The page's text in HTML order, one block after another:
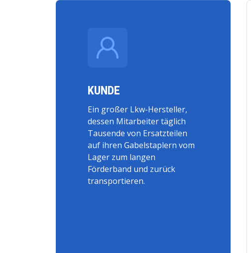
KUNDE
Ein großer Lkw-Hersteller,
dessen Mitarbeiter täglich
Tausende von Ersatzteilen
auf ihren Gabelstaplern vom
Lager zum langen
Förderband und zurück
transportieren.